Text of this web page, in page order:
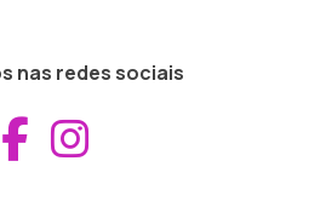
nas redes sociais
Aceder ao